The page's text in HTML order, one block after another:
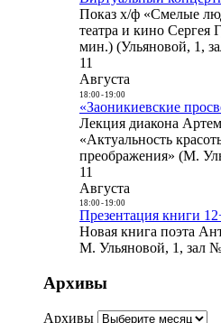
Показ х/ф «Смелые
театра и кино Сергея
мин.) (Ульяновой, 1,
11
Августа
18:00- 19:00
«Заоникиевские
Лекция диакона
«Актуальность
преображения» (М.
11
Августа
18:00- 19:00
Презентация книги
Новая книга поэта
М. Ульяновой, 1, зал
Архивы
Архивы